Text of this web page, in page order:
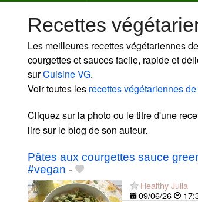
Recettes
Les meilleures recettes végétariennes
courgettes et sauces facile, rapide et
surCuisine VG.
Voir toutes les recettes végétariennes
Cliquez sur la photo ou le titre d'une
lire sur le blog de son auteur.
Pâtes aux courgettes sauce
#vegan -
Healthy Julia
09/06/26